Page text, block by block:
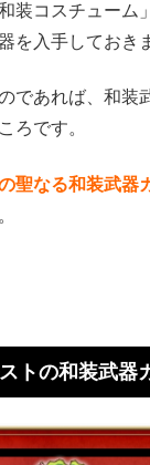
装コスチューム
を入手しておき
であれば、和装
ろです。
聖なる和装武器
トの和装武器